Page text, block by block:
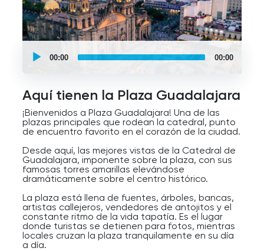
UCPlaces
self
guided
tour
Player
00:00 00:00
Aquí tienen la Plaza Guadalajara
¡Bienvenidos a Plaza Guadalajara! Una de las
plazas principales que rodean la catedral, punto
de encuentro favorito en el corazón de la ciudad.
Desde aquí, las mejores vistas de la Catedral de
Guadalajara, imponente sobre la plaza, con sus
famosas torres amarillas elevándose
dramáticamente sobre el centro histórico.
La plaza está llena de fuentes, árboles, bancas,
artistas callejeros, vendedores de antojitos y el
constante ritmo de la vida tapatía. Es el lugar
donde turistas se detienen para fotos, mientras
locales cruzan la plaza tranquilamente en su día
a día.